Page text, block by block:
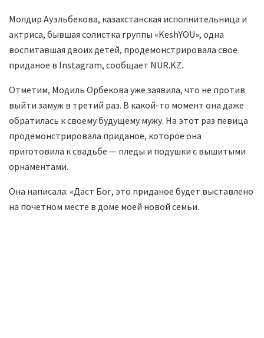
Молдир Ауэльбекова, казахстанская исполнительница и
актриса, бывшая солистка группы «KeshYOU», одна
воспитавшая двоих детей, продемонстрировала свое
приданое в Instagram, сообщает NUR.KZ.
Отметим, Модиль Орбекова уже заявила, что не против
выйти замуж в третий раз. В какой-то момент она даже
обратилась к своему будущему мужу. На этот раз певица
продемонстрировала приданое, которое она
приготовила к свадьбе — пледы и подушки с вышитыми
орнаментами.
Она написала: «Даст Бог, это приданое будет выставлено
на почетном месте в доме моей новой семьи.